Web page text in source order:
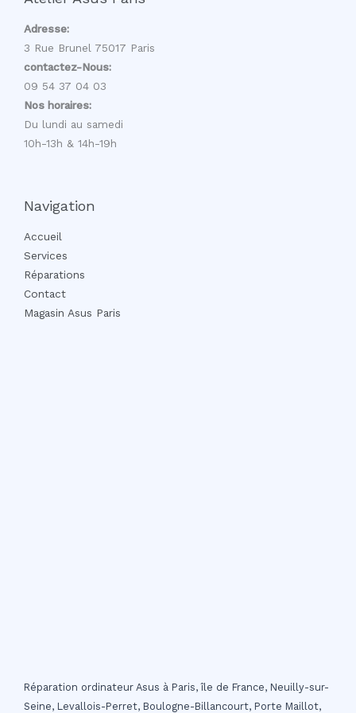
Adresse:
3 Rue Brunel 75017 Paris
contactez-Nous:
09 54 37 04 03
Nos horaires:
Du lundi au samedi
10h-13h & 14h-19h
Navigation
Accueil
Services
Réparations
Contact
Magasin Asus Paris
Réparation ordinateur Asus à Paris, île de France, Neuilly-sur-
Seine, Levallois-Perret, Boulogne-Billancourt, Porte Maillot,